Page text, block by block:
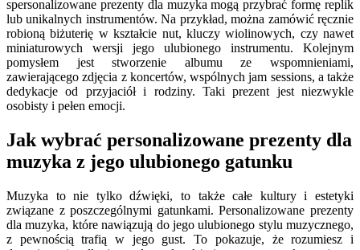
spersonalizowane prezenty dla muzyka mogą przybrać formę replik
lub unikalnych instrumentów. Na przykład, można zamówić ręcznie
robioną biżuterię w kształcie nut, kluczy wiolinowych, czy nawet
miniaturowych wersji jego ulubionego instrumentu. Kolejnym
pomysłem jest stworzenie albumu ze wspomnieniami,
zawierającego zdjęcia z koncertów, wspólnych jam sessions, a także
dedykacje od przyjaciół i rodziny. Taki prezent jest niezwykle
osobisty i pełen emocji.
Jak wybrać personalizowane prezenty dla
muzyka z jego ulubionego gatunku
Muzyka to nie tylko dźwięki, to także całe kultury i estetyki
związane z poszczególnymi gatunkami. Personalizowane prezenty
dla muzyka, które nawiązują do jego ulubionego stylu muzycznego,
z pewnością trafią w jego gust. To pokazuje, że rozumiesz i